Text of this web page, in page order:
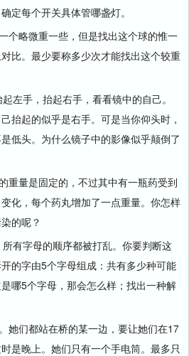
定每个开关具体管哪盏灯。
个略微重一些，但是找出这个球的惟一
比。最少要称多少次才能找出这个较重
左手，抬起右手，看看镜中的自己。
抬起的似乎是右手。可是当你仰头时，
低头。为什么镜子中的影像似乎颠倒了
重量是固定的，不过其中有一瓶药受到
化，每个药丸增加了一点重量。你怎样
的呢？
有字母的顺序都被打乱。你要判断这
的字由5个字母组成：共有多少种可能
哪5个字母，那会怎么样；找出一种解
她们都站在桥的某一边，要让她们在17
是晚上。她们只有一个手电筒。最多只